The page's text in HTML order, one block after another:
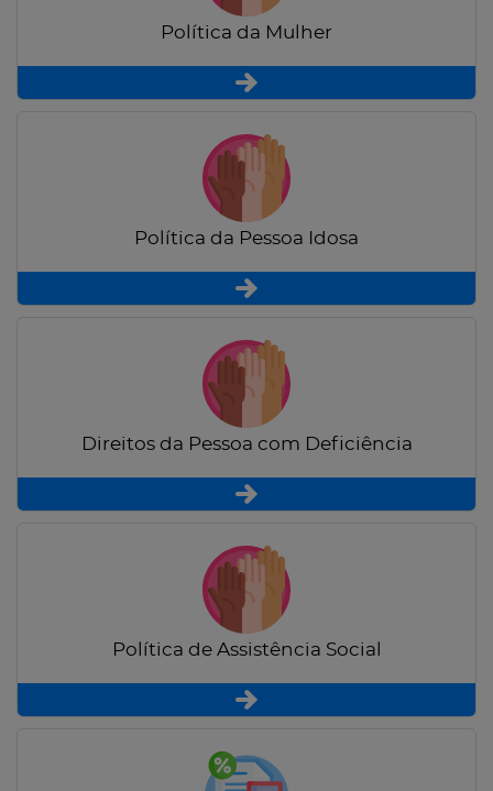
Política da Mulher
Política da Pessoa Idosa
Direitos da Pessoa com Deficiência
Política de Assistência Social